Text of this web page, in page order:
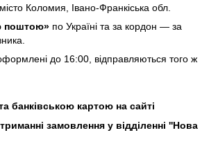
Коломия, Івано-Франкіська обл.
поштою» по Україні та за кордон — за
до 16:00, відправляються того ж
банківською картою на сайті
замовлення у відділенні ''Нова